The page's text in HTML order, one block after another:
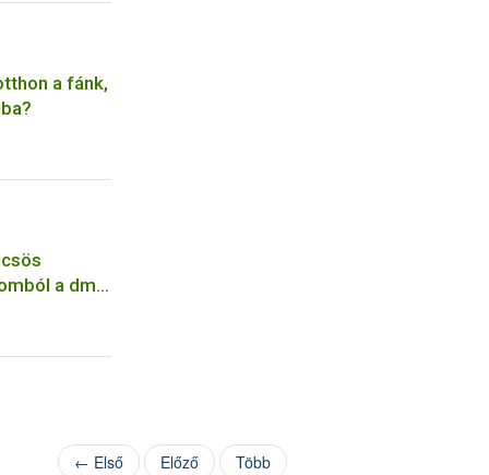
a fánk,
a dm
← Első Előző Több